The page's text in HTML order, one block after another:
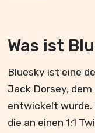
Was ist
Bluesky ist eine
Jack Dorsey,
entwickelt wurde.
die an einen 1:1